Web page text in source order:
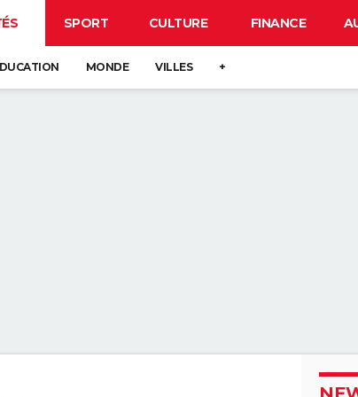
SPORT CULTURE FINANCE
MONDE VILLES +